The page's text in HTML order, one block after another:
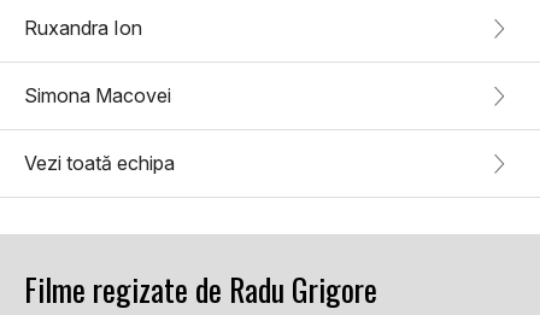
Ruxandra Ion
Simona Macovei
Vezi toată echipa
Filme regizate de Radu Grigore